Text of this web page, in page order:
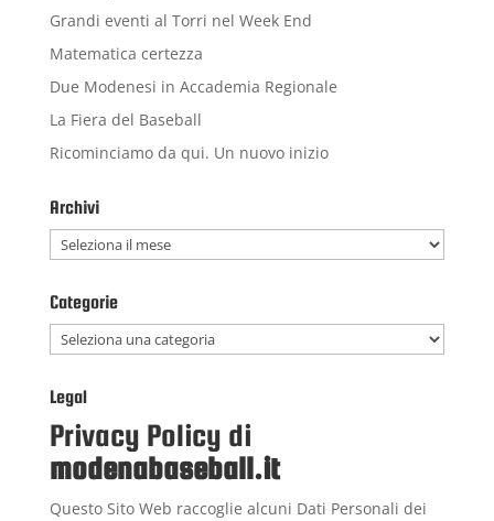
Grandi eventi al Torri nel Week End
Matematica certezza
Due Modenesi in Accademia Regionale
La Fiera del Baseball
Ricominciamo da qui. Un nuovo inizio
Archivi
Archivi
Categorie
Categorie
Legal
Privacy Policy di
modenabaseball.it
Questo Sito Web raccoglie alcuni Dati Personali dei